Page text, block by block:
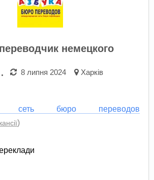
немецкого
8 липня 2024 Харків
сеть бюро переводов
)